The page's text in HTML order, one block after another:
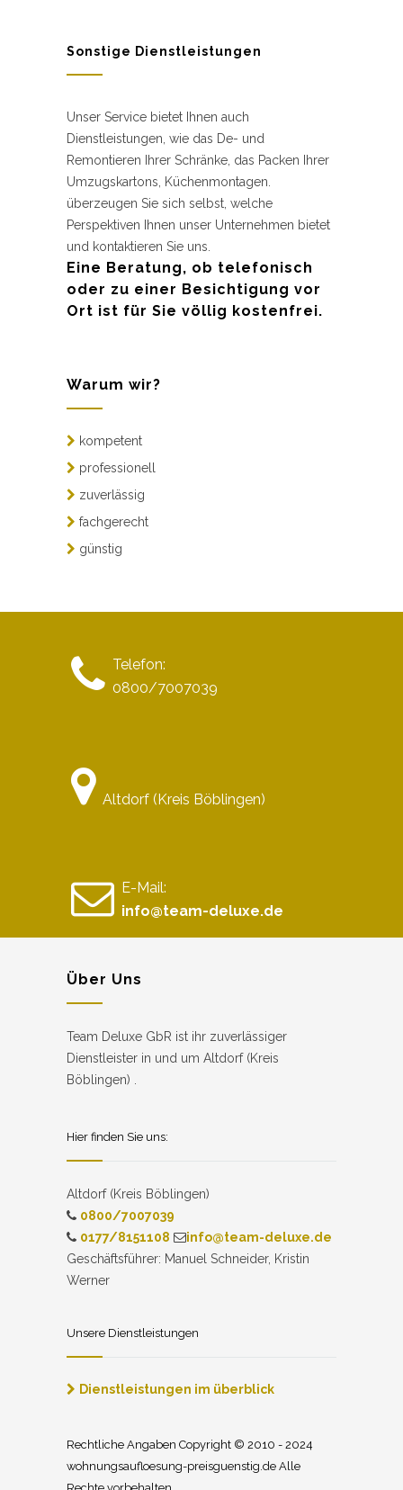
Sonstige Dienstleistungen
Unser Service bietet Ihnen auch
Dienstleistungen, wie das De- und
Remontieren Ihrer Schränke, das Packen Ihrer
Umzugskartons, Küchenmontagen.
überzeugen Sie sich selbst, welche
Perspektiven Ihnen unser Unternehmen bietet
und kontaktieren Sie uns.
Eine Beratung, ob telefonisch
oder zu einer Besichtigung vor
Ort ist für Sie völlig kostenfrei.
Warum wir?
kompetent
professionell
zuverlässig
fachgerecht
günstig
Telefon:
0800/7007039
Altdorf (Kreis Böblingen)
E-Mail:
info@team-deluxe.de
Über Uns
Team Deluxe GbR ist ihr zuverlässiger
Dienstleister in und um Altdorf (Kreis
Böblingen) .
Hier finden Sie uns:
Altdorf (Kreis Böblingen)
0800/7007039
0177/8151108
info@team-deluxe.de
Geschäftsführer: Manuel Schneider, Kristin
Werner
Unsere Dienstleistungen
Dienstleistungen im überblick
Rechtliche Angaben Copyright © 2010 - 2024
wohnungsaufloesung-preisguenstig.de Alle